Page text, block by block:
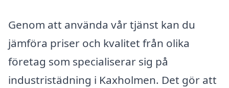
Genom att använda vår tjänst kan du
jämföra priser och kvalitet från olika
företag som specialiserar sig på
industristädning i Kaxholmen. Det gör att